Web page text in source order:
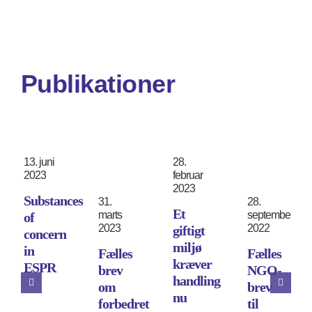
Publikationer
13. juni
2023
Substances
of
concern
in
ESPR
31.
marts
2023
Fælles
brev
om
forbedret
28.
februar
2023
Et
giftigt
miljø
kræver
handling
nu
28.
september
2022
Fælles
NGO-
brev
til